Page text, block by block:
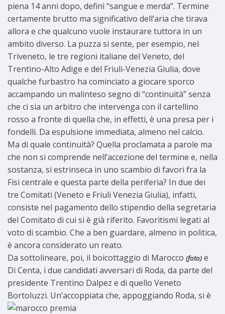
piena 14 anni dopo, definì “sangue e merda”. Termine
certamente brutto ma significativo dell’aria che tirava
allora e che qualcuno vuole instaurare tuttora in un
ambito diverso. La puzza si sente, per esempio, nel
Triveneto, le tre regioni italiane del Veneto, del
Trentino-Alto Adige e del Friuli-Venezia Giulia, dove
qualche furbastro ha cominciato a giocare sporco
accampando un malinteso segno di “continuità” senza
che ci sia un arbitro che intervenga con il cartellino
rosso a fronte di quella che, in effetti, è una presa per i
fondelli. Da espulsione immediata, almeno nel calcio.
Ma di quale continuità? Quella proclamata a parole ma
che non si comprende nell’accezione del termine e, nella
sostanza, si estrinseca in uno scambio di favori fra la
Fisi centrale e questa parte della periferia? In due dei
tre Comitati (Veneto e Friuli Venezia Giulia), infatti,
consiste nel pagamento dello stipendio della segretaria
del Comitato di cui si è già riferito. Favoritismi legati al
voto di scambio. Che a ben guardare, almeno in politica,
è ancora considerato un reato.
Da sottolineare, poi, il boicottaggio di Marocco (foto) e
Di Centa, i due candidati avversari di Roda, da parte del
presidente Trentino Dalpez e di quello Veneto
Bortoluzzi. Un’accoppiata che, appoggiando Roda, si è